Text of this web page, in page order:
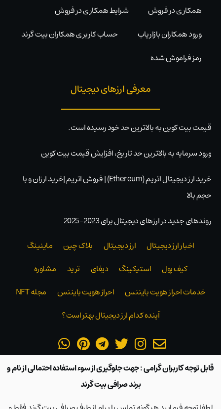
همکاری در فروش
شرایط همکاری در فروش
ورود همکاران بازاریاب
حساب کاربری همکاران بیت گرند
رمز فراموش شده
معرفی ارزهای دیجیتال
قیمت بیت کوین به بالاترین حد خود رسیده است.
ورود سرمایه به بالاترین حد تاریخ، افزایش قیمت بیت کوین
خرید ارز دیجیتال اتریم (Ethereum) | فروش اتریم |خرید ارزان و با
حجم بالا
روندهای جدید در ارزهای دیجیتال برای 2023-2025
اخبار ارز دیجیتال
ارز دیجیتال بلاک‌ چین
ماینینگ
کیف پول
استیکینگ دیفای ترید
مشاوره
خدمات احراز هویت بایننس
احراز هویت بایننس
مجله NFT
آینده کدام ارز دیجیتال بهتر است؟
قابل توجه کاربران گرامی : جهت جلوگیری از سوء استفاده احتمالی از نام و
برند صرافی بیت گرند